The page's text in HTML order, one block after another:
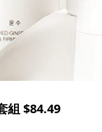
組 $84.49